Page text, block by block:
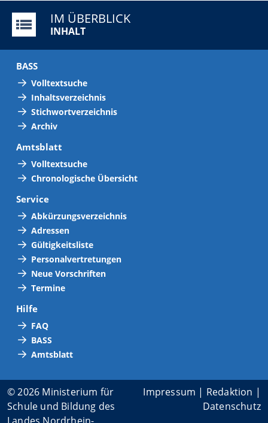
IM ÜBERBLICK
INHALT
BASS
Volltextsuche
Inhaltsverzeichnis
Stichwortverzeichnis
Archiv
Amtsblatt
Volltextsuche
Chronologische Übersicht
Service
Abkürzungsverzeichnis
Adressen
Gültigkeitsliste
Personalvertretungen
Neue Vorschriften
Termine
Hilfe
FAQ
BASS
Amtsblatt
© 2026 Ministerium für
Schule und Bildung des
Impressum | Redaktion |
Datenschutz